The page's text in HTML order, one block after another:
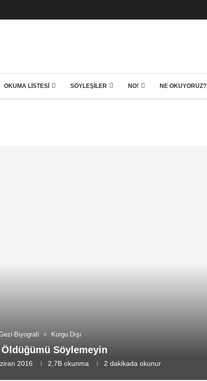
OKUMA LISTESI SÖYLEŞILER NO! NE OKUYORUZ?
Biyografi Kurgu Dışı
Söylemeyin
2016 2,7B okunma 2 dakikada okunur